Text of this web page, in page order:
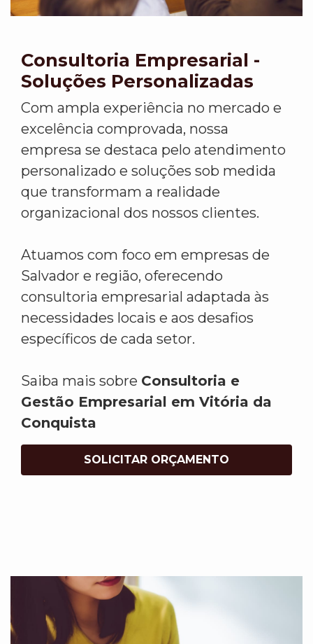
Consultoria Empresarial -
Soluções Personalizadas
Com ampla experiência no mercado e
excelência comprovada, nossa
empresa se destaca pelo atendimento
personalizado e soluções sob medida
que transformam a realidade
organizacional dos nossos clientes.
Atuamos com foco em empresas de
Salvador e região, oferecendo
consultoria empresarial adaptada às
necessidades locais e aos desafios
específicos de cada setor.
Saiba mais sobre Consultoria e
Gestão Empresarial em Vitória da
Conquista
SOLICITAR ORÇAMENTO